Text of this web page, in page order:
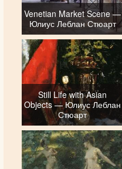
Venetian Market Scene —
Юлиус Леблан Стюарт
Still Life with Asian
Objects — Юлиус Леблан
Стюарт